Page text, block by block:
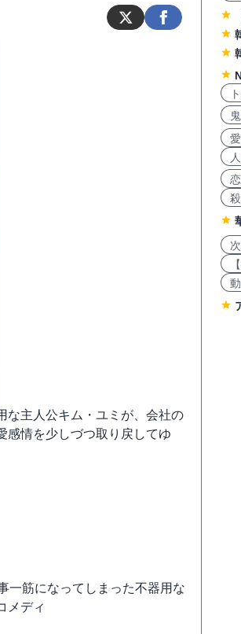
な主人公キム・ユミが、会社の
感情を少しづつ取り戻してゆ
一筋になってしまった不器用な
メディ